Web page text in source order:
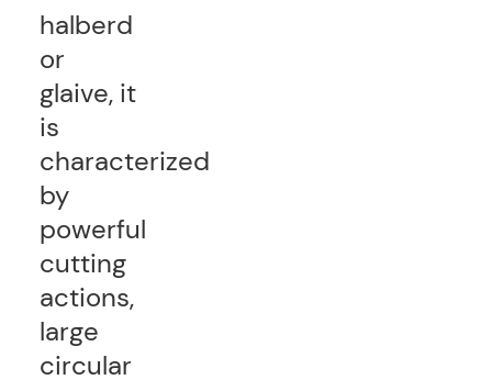
halberd
or
glaive, it
is
characterized
by
powerful
cutting
actions,
large
circular